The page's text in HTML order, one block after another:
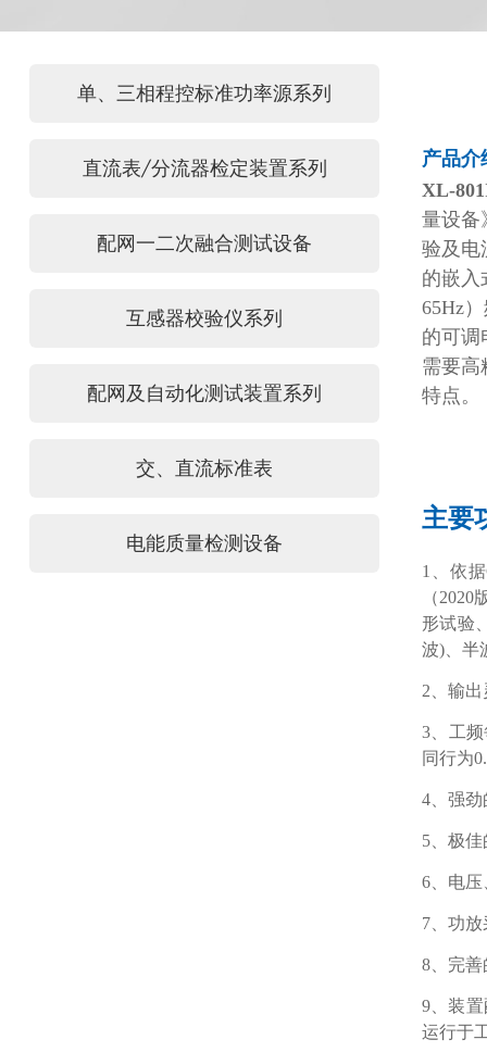
单、三相程控标准功率源系列
直流表/分流器检定装置系列
配网一二次融合测试设备
互感器校验仪系列
配网及自动化测试装置系列
交、直流标准表
电能质量检测设备
产品介
XL-
量设备
验及电
的嵌入
65Hz
的可调
需要高
特点。
主要
1、 依
（
形试验
波)、半
2、输出
3、 工
同行为
4、强劲
5、极佳
6、 电
7、功放
8、 完
9、 装
运行于